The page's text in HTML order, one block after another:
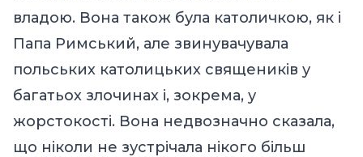
владою. Вона також була католичкою, як і
Папа Римський, але звинувачувала
польських католицьких священиків у
багатьох злочинах і, зокрема, у
жорстокості. Вона недвозначно сказала,
що ніколи не зустрічала нікого більш